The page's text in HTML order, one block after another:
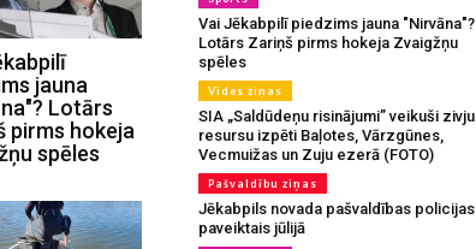
jauna
Lotārs
pirms hokeja
spēles
Vai Jēkabpilī piedzims jauna "Nirvāna"?
Lotārs Zariņš pirms hokeja Zvaigžņu
spēles
Vides ziņas
SIA „Saldūdeņu risinājumi” veikuši zivju
resursu izpēti Baļotes, Vārzgūnes,
Vecmuižas un Zuju ezerā (FOTO)
Pašvaldību ziņas
Jēkabpils novada pašvaldības policijas
paveiktais jūlijā